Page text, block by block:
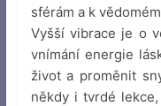
sférám a k
Vyšší vibrace je o
vnímání energie
život a proměnit
někdy i tvrdé